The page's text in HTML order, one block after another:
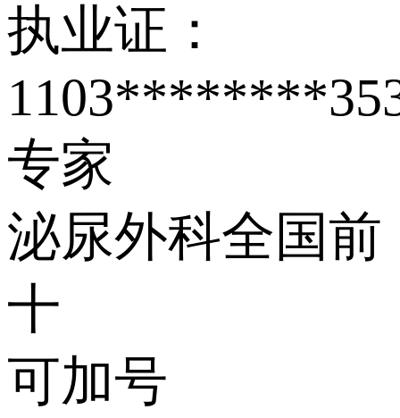
执业证：
专家
泌尿外科全国前
十
可加号